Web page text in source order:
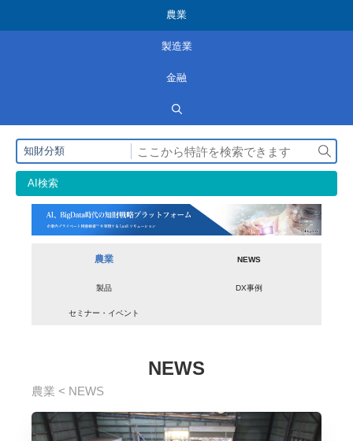
農業
製造業
金融
知財分類
検
索
AI検索
農業 NEWS
製品 DX事例
セミナー・イベント
NEWS
農業 < NEWS